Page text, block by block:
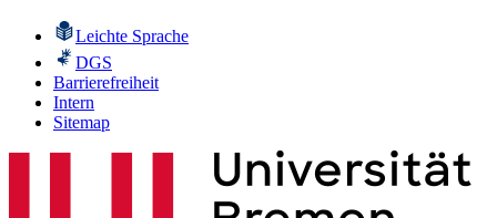
Leichte Sprache
DGS
Barrierefreiheit
Intern
Sitemap